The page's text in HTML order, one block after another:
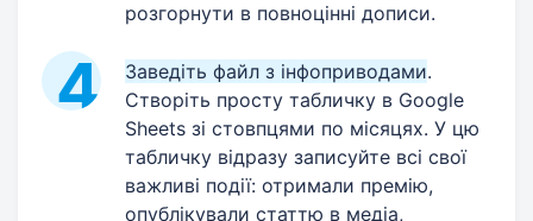
розгорнути в повноцінні дописи.
Заведіть файл з інфоприводами.
Створіть просту табличку в Google
Sheets зі стовпцями по місяцях. У цю
табличку відразу записуйте всі свої
важливі події: отримали премію,
опублікували статтю в медіа,